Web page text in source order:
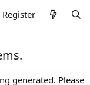
Register
generated. Please